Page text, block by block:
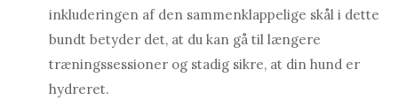
inkluderingen af ​​den sammenklappelige skål i dette
bundt betyder det, at du kan gå til længere
træningssessioner og stadig sikre, at din hund er
hydreret.